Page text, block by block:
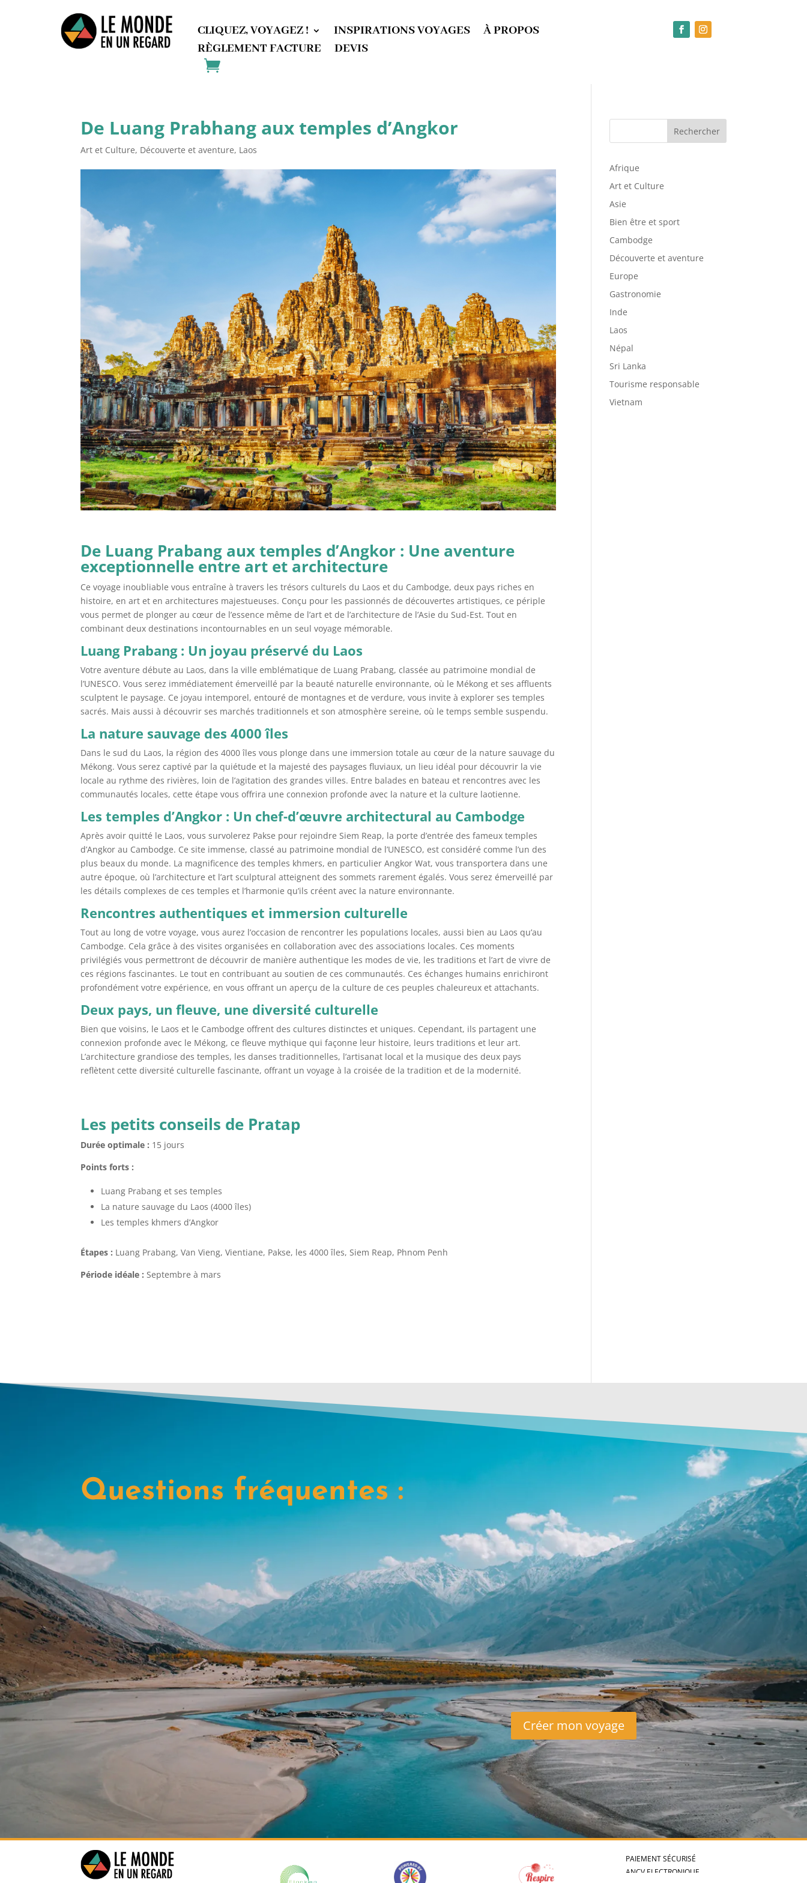
CLIQUEZ, VOYAGEZ ! INSPIRATIONS VOYAGES
À PROPOS
RÈGLEMENT FACTURE
DEVIS
De Luang Prabhang aux temples d’Angkor
Art et Culture, Découverte et aventure, Laos
De Luang Prabang aux temples d’Angkor : Une aventure
exceptionnelle entre art et architecture
Ce voyage inoubliable vous entraîne à travers les trésors culturels du Laos et du Cambodge, deux pays riches en
histoire, en art et en architectures majestueuses. Conçu pour les passionnés de découvertes artistiques, ce périple
vous permet de plonger au cœur de l’essence même de l’art et de l’architecture de l’Asie du Sud-Est. Tout en
combinant deux destinations incontournables en un seul voyage mémorable.
Luang Prabang : Un joyau préservé du Laos
Votre aventure débute au Laos, dans la ville emblématique de Luang Prabang, classée au patrimoine mondial de
l’UNESCO. Vous serez immédiatement émerveillé par la beauté naturelle environnante, où le Mékong et ses affluents
sculptent le paysage. Ce joyau intemporel, entouré de montagnes et de verdure, vous invite à explorer ses temples
sacrés. Mais aussi à découvrir ses marchés traditionnels et son atmosphère sereine, où le temps semble suspendu.
La nature sauvage des 4000 îles
Dans le sud du Laos, la région des 4000 îles vous plonge dans une immersion totale au cœur de la nature sauvage du
Mékong. Vous serez captivé par la quiétude et la majesté des paysages fluviaux, un lieu idéal pour découvrir la vie
locale au rythme des rivières, loin de l’agitation des grandes villes. Entre balades en bateau et rencontres avec les
communautés locales, cette étape vous offrira une connexion profonde avec la nature et la culture laotienne.
Les temples d’Angkor : Un chef-d’œuvre architectural au Cambodge
Après avoir quitté le Laos, vous survolerez Pakse pour rejoindre Siem Reap, la porte d’entrée des fameux temples
d’Angkor au Cambodge. Ce site immense, classé au patrimoine mondial de l’UNESCO, est considéré comme l’un des
plus beaux du monde. La magnificence des temples khmers, en particulier Angkor Wat, vous transportera dans une
autre époque, où l’architecture et l’art sculptural atteignent des sommets rarement égalés. Vous serez émerveillé par
les détails complexes de ces temples et l’harmonie qu’ils créent avec la nature environnante.
Rencontres authentiques et immersion culturelle
Tout au long de votre voyage, vous aurez l’occasion de rencontrer les populations locales, aussi bien au Laos qu’au
Cambodge. Cela grâce à des visites organisées en collaboration avec des associations locales. Ces moments
privilégiés vous permettront de découvrir de manière authentique les modes de vie, les traditions et l’art de vivre de
ces régions fascinantes. Le tout en contribuant au soutien de ces communautés. Ces échanges humains enrichiront
profondément votre expérience, en vous offrant un aperçu de la culture de ces peuples chaleureux et attachants.
Deux pays, un fleuve, une diversité culturelle
Bien que voisins, le Laos et le Cambodge offrent des cultures distinctes et uniques. Cependant, ils partagent une
connexion profonde avec le Mékong, ce fleuve mythique qui façonne leur histoire, leurs traditions et leur art.
L’architecture grandiose des temples, les danses traditionnelles, l’artisanat local et la musique des deux pays
reflètent cette diversité culturelle fascinante, offrant un voyage à la croisée de la tradition et de la modernité.
Les petits conseils de Pratap
Durée optimale : 15 jours
Points forts :
Luang Prabang et ses temples
La nature sauvage du Laos (4000 îles)
Les temples khmers d’Angkor
Étapes : Luang Prabang, Van Vieng, Vientiane, Pakse, les 4000 îles, Siem Reap, Phnom Penh
Période idéale : Septembre à mars
Rechercher
Afrique
Art et Culture
Asie
Bien être et sport
Cambodge
Découverte et aventure
Europe
Gastronomie
Inde
Laos
Népal
Sri Lanka
Tourisme responsable
Vietnam
Questions fréquentes :
Qu'est ce qui est inclus dans mon séjour ?
Assistance à l’accueil et au départ. « aéroport/ gare »
Hebergement
Transport terrestres
Voiture avec chauffeur
Petit déjeuner
Diner
Les visites, selon le programme
Le entrées des sites
Les prestations de guide francophone/ anglophone.
Les vols intérieurs
Assurance rapatriement.
Qu'est ce qui n'est pas inclus ?
Assurances annulation
Les boissons
Les pourboires – Guides: chauffeur/ bagagistes.
Les frais de visa.
Les boissons alcool.
Les excursions non mentionnées dans le programme.
Créer mon voyage
PAIEMENT SÉCURISÉ
ANCV ELECTRONIQUE